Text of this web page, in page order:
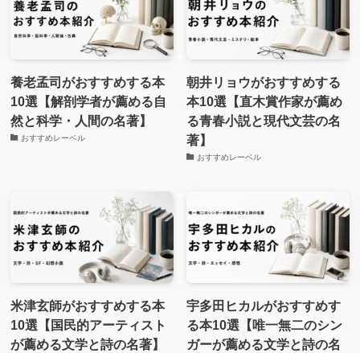
養老孟司がおすすめする本
10選【解剖学者が薦める自
然と科学・人間の名著】
おすすめレーベル
朝井リョウがおすすめする
本10選【直木賞作家が薦め
る青春小説と現代文芸の名
著】
おすすめレーベル
米津玄師がおすすめする本
10選【国民的アーティスト
が薦める文学と詩の名著】
宇多田ヒカルがおすすめす
る本10選【唯一無二のシン
ガーが薦める文学と詩の名